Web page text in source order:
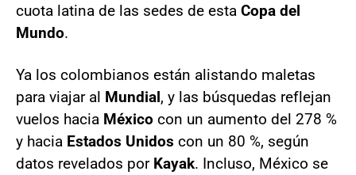
cuota latina de las sedes de esta Copa del
Mundo.
Ya los colombianos están alistando maletas
para viajar al Mundial, y las búsquedas reflejan
vuelos hacia México con un aumento del 278 %
y hacia Estados Unidos con un 80 %, según
datos revelados por Kayak. Incluso, México se